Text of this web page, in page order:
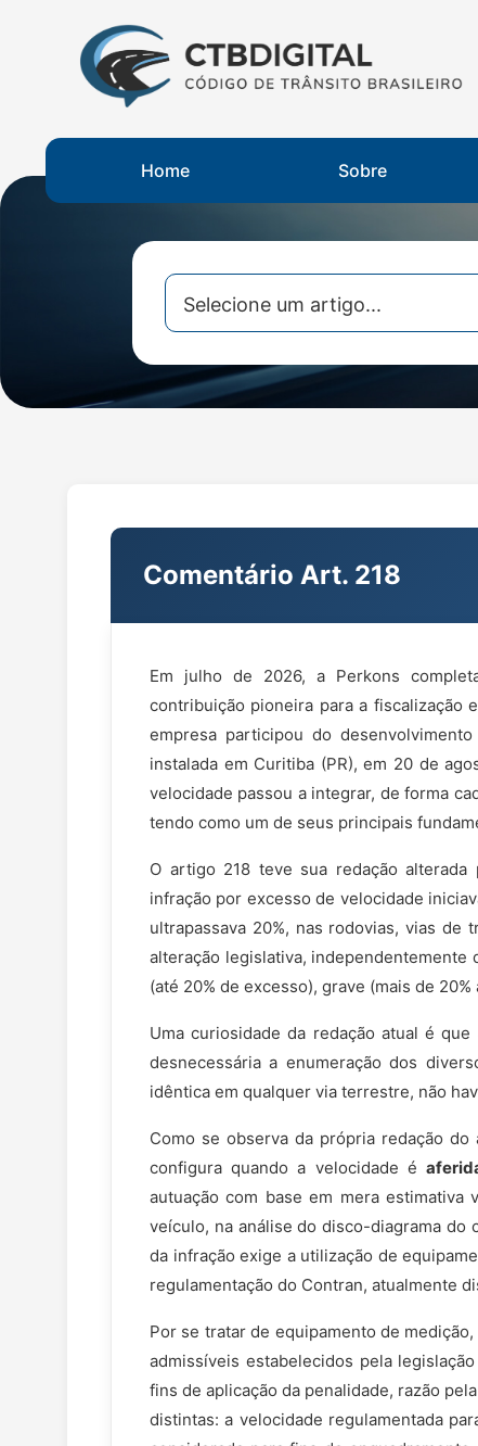
Home Sobre
Comentário Art. 218
Em julho de 2026, a Perkons
contribuição pioneira para a fiscalização
empresa participou do desenvolvimento
instalada em Curitiba (PR), em 20 de
velocidade passou a integrar, de forma
tendo como um de seus principais
O artigo 218 teve sua redação
infração por excesso de velocidade
ultrapassava 20%, nas rodovias, vias de
alteração legislativa, independentemente
(até 20% de excesso), grave (mais de
Uma curiosidade da redação atual é
desnecessária a enumeração dos
idêntica em qualquer via terrestre, não
Como se observa da própria redação
configura quando a velocidade é
autuação com base em mera
veículo, na análise do disco-diagrama do
da infração exige a utilização de
regulamentação do Contran, atualmente
Por se tratar de equipamento de
admissíveis estabelecidos pela
fins de aplicação da penalidade, razão
distintas: a velocidade regulamentada